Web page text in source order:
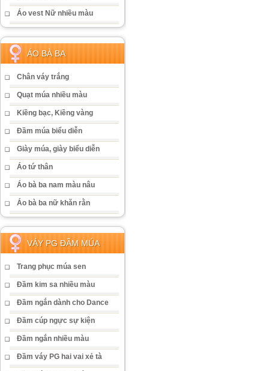
Áo vest Nữ nhiều màu
ÁO BÀ BA
Chân váy trắng
Quạt múa nhiều màu
Kiềng bạc, Kiềng vàng
Đầm múa biểu diễn
Giày múa, giày biểu diễn
Áo tứ thân
Áo bà ba nam màu nâu
Áo bà ba nữ khăn rằn
VÁY PG ĐẦM MÚA
Trang phục múa sen
Đầm kim sa nhiều màu
Đầm ngắn dành cho Dance
Đầm cúp ngực sự kiện
Đầm ngắn nhiều màu
Đầm váy PG hai vai xẻ tà